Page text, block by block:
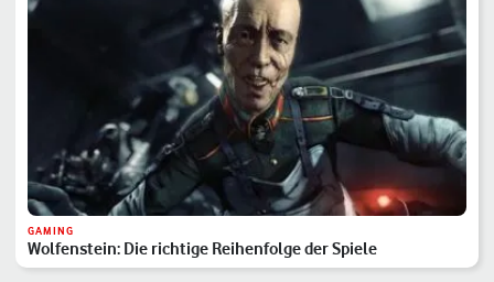
GAMING
Wolfenstein: Die richtige Reihenfolge der Spiele